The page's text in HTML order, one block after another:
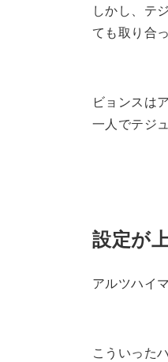
しかし、テ
ても取り合
ビョンスは
一人でテジ
設定が
アルツハイ
こういった